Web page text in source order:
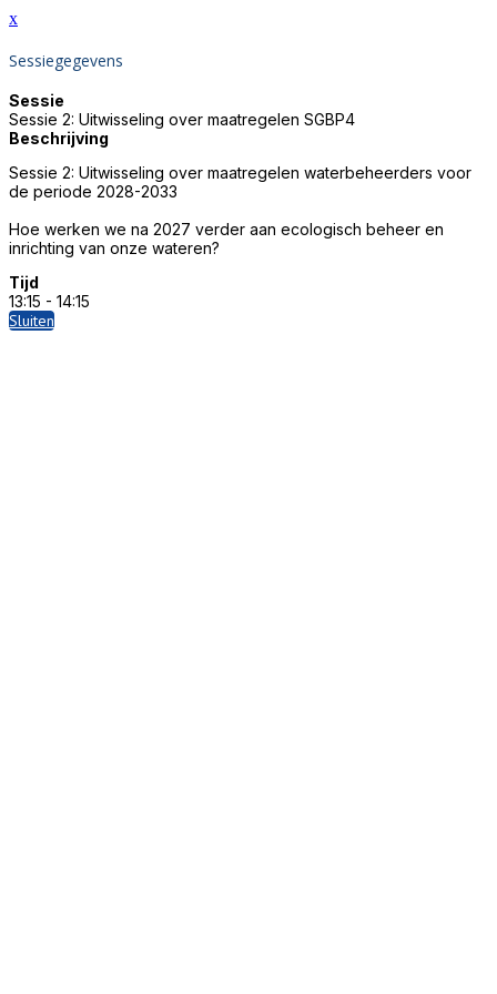
x
Sessiegegevens
Sessie
Sessie 2: Uitwisseling over maatregelen SGBP4
Beschrijving
Sessie 2: Uitwisseling over maatregelen waterbeheerders voor
de periode 2028-2033
Hoe werken we na 2027 verder aan ecologisch beheer en
inrichting van onze wateren?
Tijd
13:15 - 14:15
Sluiten